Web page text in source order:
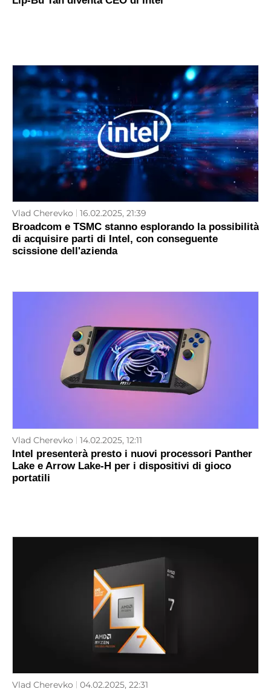
Vlad Cherevko 16.02.2025, 21:39
Broadcom e TSMC stanno esplorando la possibilità
di acquisire parti di Intel, con conseguente
scissione dell'azienda
Vlad Cherevko 14.02.2025, 12:11
Intel presenterà presto i nuovi processori Panther
Lake e Arrow Lake-H per i dispositivi di gioco
portatili
Vlad Cherevko 04.02.2025, 22:31